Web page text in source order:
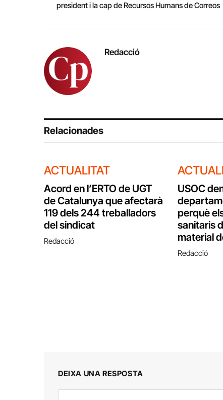
president i la cap de Recursos Humans de Correos
Redacció
Relacionades
ACTUALITAT
Acord en l’ERTO de UGT
de Catalunya que afectarà
119 dels 244 treballadors
del sindicat
Redacció
USOC
perquè
sanitaris
material
Redacció
DEIXA UNA RESPOSTA